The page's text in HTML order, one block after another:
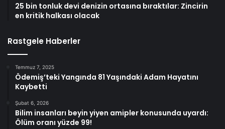
25 bin tonluk devi denizin ortasına bıraktılar: Zincirin
en kritik halkası olacak
Rastgele Haberler
Temmuz 7, 2025
Ödemiş’teki Yangında 81 Yaşındaki Adam Hayatını
Kaybetti
Şubat 6, 2026
Bilim insanları beyin yiyen amipler konusunda uyardı:
Ölüm oranı yüzde 99!